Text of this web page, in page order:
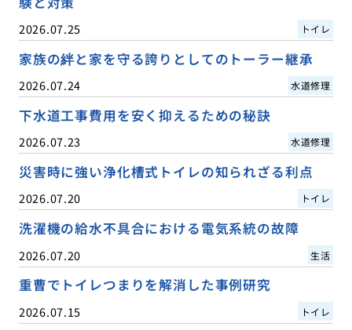
2026.07.25 トイレ
家族の絆と家を守る誇りとしてのトーラー継承
2026.07.24 水道修理
下水道工事費用を安く抑えるための秘訣
2026.07.23 水道修理
災害時に強い浄化槽式トイレの知られざる利点
2026.07.20 トイレ
洗濯機の給水不具合における電気系統の故障
2026.07.20 生活
重曹でトイレつまりを解消した事例研究
2026.07.15 トイレ